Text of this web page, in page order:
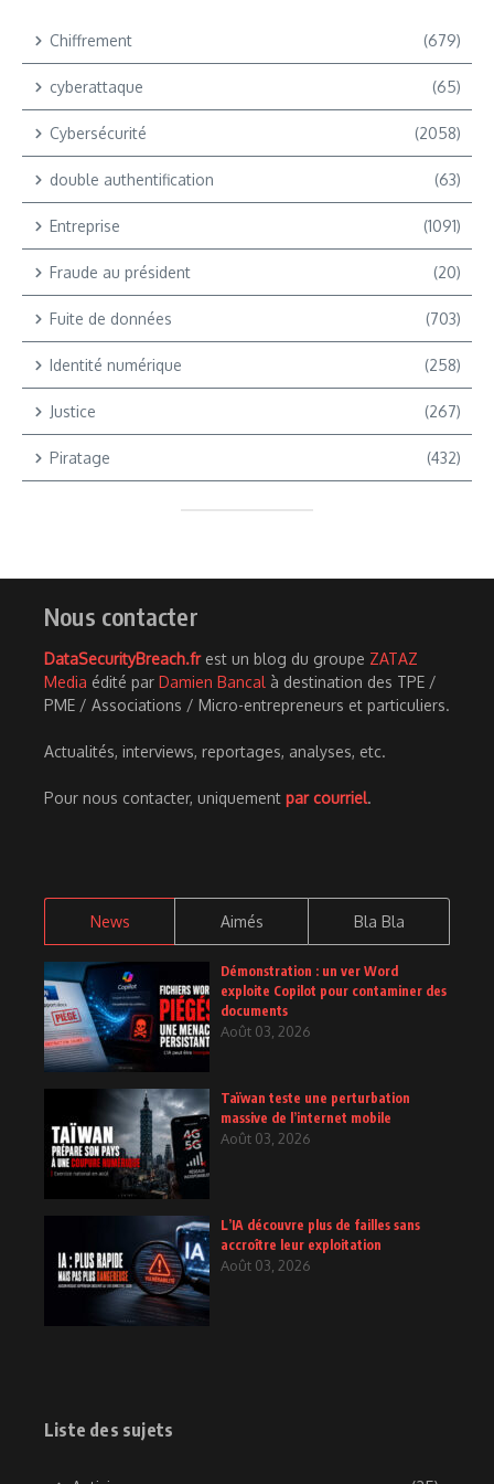
Chiffrement (679)
cyberattaque (65)
Cybersécurité (2058)
double authentification (63)
Entreprise (1091)
Fraude au président (20)
Fuite de données (703)
Identité numérique (258)
Justice (267)
Piratage (432)
Nous contacter
DataSecurityBreach.frest un blog du groupe ZATAZ
Media édité par Damien Bancal à destination des TPE /
PME / Associations / Micro-entrepreneurs et particuliers.
Actualités, interviews, reportages, analyses, etc.
Pour nous contacter, uniquement par courriel.
News Aimés Bla Bla
Démonstration : un ver Word
exploite Copilot pour contaminer des
documents
Août 03, 2026
Taïwan teste une perturbation
massive de l’internet mobile
Août 03, 2026
L’IA découvre plus de failles sans
accroître leur exploitation
Août 03, 2026
Liste des sujets